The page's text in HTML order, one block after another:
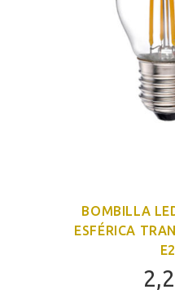
BOMBILLA
ESFÉRICA